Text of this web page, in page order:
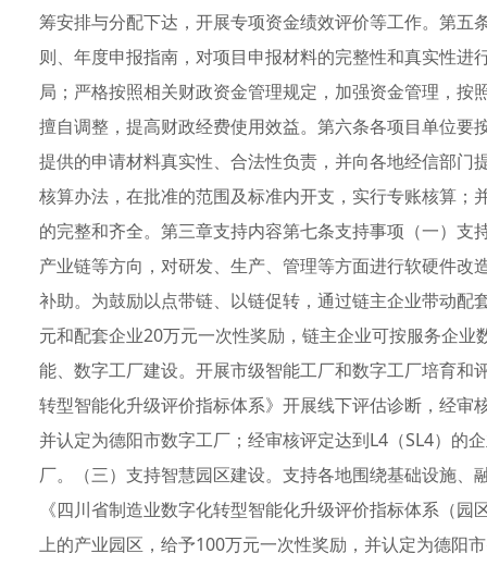
筹安排与分配下达，开展专项资金绩效评价等工作。第
则、年度申报指南，对项目申报材料的完整性和真实性
局；严格按照相关财政资金管理规定，加强资金管理，
擅自调整，提高财政经费使用效益。第六条各项目单位
提供的申请材料真实性、合法性负责，并向各地经信部
核算办法，在批准的范围及标准内开支，实行专账核算
的完整和齐全。第三章支持内容第七条支持事项（一）支
产业链等方向，对研发、生产、管理等方面进行软硬件
补助。为鼓励以点带链、以链促转，通过链主企业带动配
元和配套企业20万元一次性奖励，链主企业可按服务企
能、数字工厂建设。开展市级智能工厂和数字工厂培育
转型智能化升级评价指标体系》开展线下评估诊断，经审
并认定为德阳市数字工厂；经审核评定达到L4（SL4）的
厂。（三）支持智慧园区建设。支持各地围绕基础设施
《四川省制造业数字化转型智能化升级评价指标体系（
上的产业园区，给予100万元一次性奖励，并认定为德阳